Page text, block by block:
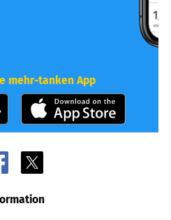
mehr-tanken App